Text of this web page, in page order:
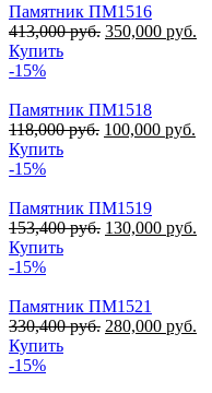
Памятник ПМ1516
413,000руб. 350,000 руб.
Купить
-15%
Памятник ПМ1518
118,000руб. 100,000 руб.
Купить
-15%
Памятник ПМ1519
153,400руб. 130,000 руб.
Купить
-15%
Памятник ПМ1521
330,400руб. 280,000 руб.
Купить
-15%